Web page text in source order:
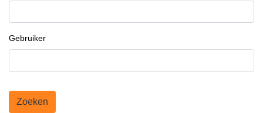
Gebruiker
Zoeken